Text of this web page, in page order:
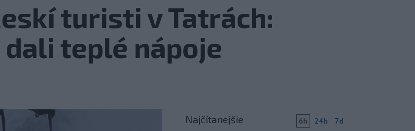
turisti v Tatrách:
teplé nápoje
Najčítanejšie 6h 24h 7d